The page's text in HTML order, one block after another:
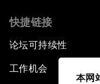
本网
快捷链接
论坛可持续性
工作机会